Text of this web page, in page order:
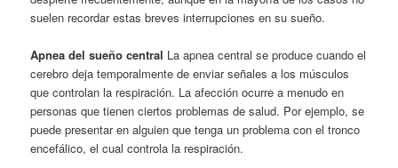
suelen recordar estas breves interrupciones en su sueño.
Apnea del sueño central La apnea central se produce cuando el
cerebro deja temporalmente de enviar señales a los músculos
que controlan la respiración. La afección ocurre a menudo en
personas que tienen ciertos problemas de salud. Por ejemplo, se
puede presentar en alguien que tenga un problema con el tronco
encefálico, el cual controla la respiración.